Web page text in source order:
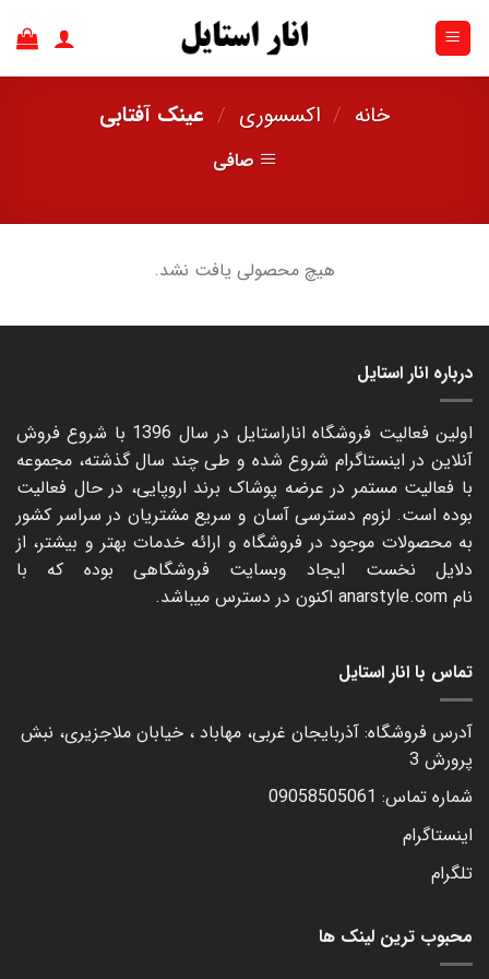
خانه / اکسسوری / عینک آفتابی
صافی
هیچ محصولی یافت نشد.
درباره انار استایل
اولین فعالیت فروشگاه اناراستایل در سال 1396 با شروع فروش
آنلاین در اینستاگرام شروع شده و طی چند سال گذشته، مجموعه
با فعالیت مستمر در عرضه پوشاک برند اروپایی، در حال فعالیت
بوده است. لزوم دسترسی آسان و سریع مشتریان در سراسر کشور
به محصولات موجود در فروشگاه و ارائه خدمات بهتر و بیشتر، از
دلایل نخست ایجاد وبسایت فروشگاهی بوده که با
نام anarstyle.com اکنون در دسترس میباشد.
تماس با انار استایل
آدرس فروشگاه: آذربایجان غربی، مهاباد ، خیابان ملاجزیری، نبش
پرورش 3
شماره تماس: 09058505061
اینستاگرام
تلگرام
محبوب ترین لینک ها